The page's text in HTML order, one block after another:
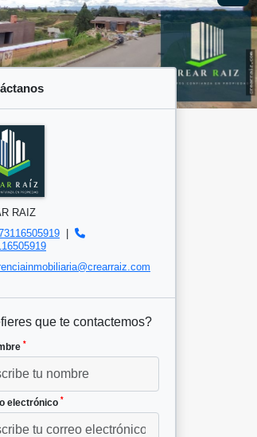
RAIZ
|
que te contactemos?
*
electrónico *